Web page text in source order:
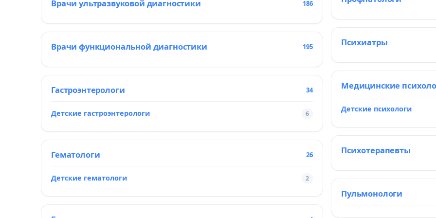
Врачи ультразвуковой диагностики 186
Врачи функциональной диагностики 195
Гастроэнтерологи 34
Детские гастроэнтерологи 6
Гематологи 26
Детские гематологи 2
Психиатры
Медицинские
Детские психологи
Психотерапевты
Пульмонологи